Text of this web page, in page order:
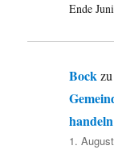
Ende
Bock
handeln
1.